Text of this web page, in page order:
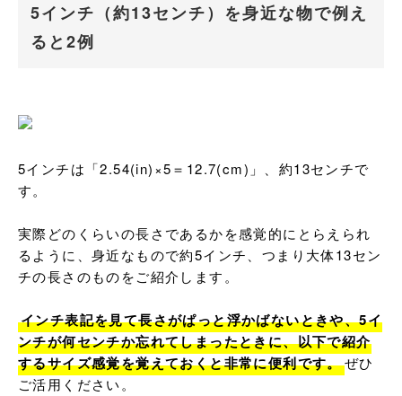
5インチ（約13センチ）を身近な物で例え
ると2例
5インチは「2.54(in)×5＝12.7(cm)」、約13センチで
す。
実際どのくらいの長さであるかを感覚的にとらえられ
るように、身近なもので約5インチ、つまり大体13セン
チの長さのものをご紹介します。
インチ表記を見て長さがぱっと浮かばないときや、5イ
ンチが何センチか忘れてしまったときに、以下で紹介
するサイズ感覚を覚えておくと非常に便利です。ぜひ
ご活用ください。